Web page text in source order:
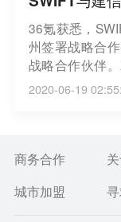
36氪获悉，
州签署战略合
战略合作伙伴
的市场推广、
2020-06-19
商务合作
城市加盟
寻